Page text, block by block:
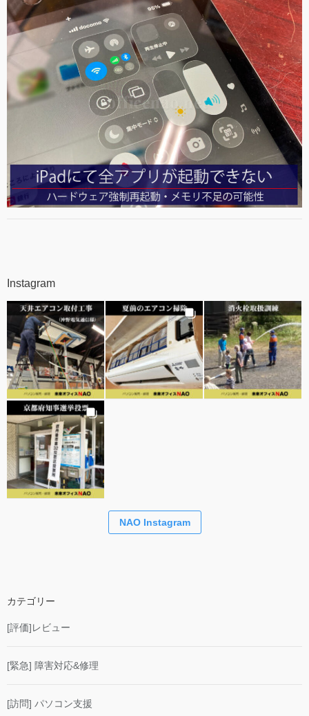
Instagram
NAO Instagram
カテゴリー
[評価]レビュー
[緊急] 障害対応&修理
[訪問] パソコン支援